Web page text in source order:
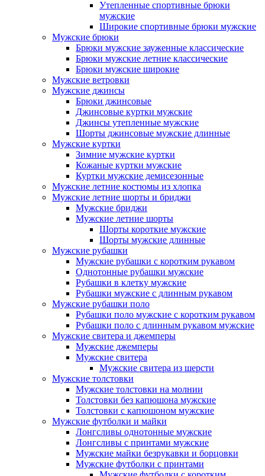
Утепленные спортивные брюки
мужские
Широкие спортивные брюки мужские
Мужские брюки
Брюки мужские зауженные классические
Брюки мужские летние классические
Брюки мужские широкие
Мужские ветровки
Мужские джинсы
Брюки джинсовые
Джинсовые куртки мужские
Джинсы утепленные мужские
Шорты джинсовые мужские длинные
Мужские куртки
Зимние мужские куртки
Кожаные куртки мужские
Куртки мужские демисезонные
Мужские летние костюмы из хлопка
Мужские летние шорты и бриджи
Мужские бриджи
Мужские летние шорты
Шорты короткие мужские
Шорты мужские длинные
Мужские рубашки
Мужские рубашки с коротким рукавом
Однотонные рубашки мужские
Рубашки в клетку мужские
Рубашки мужские с длинным рукавом
Мужские рубашки поло
Рубашки поло мужские с коротким рукавом
Рубашки поло с длинным рукавом мужские
Мужские свитера и джемперы
Мужские джемперы
Мужские свитера
Мужские свитера из шерсти
Мужские толстовки
Мужские толстовки на молнии
Толстовки без капюшона мужские
Толстовки с капюшоном мужские
Мужские футболки и майки
Лонгсливы однотонные мужские
Лонгсливы с принтами мужские
Мужские майки безрукавки и борцовки
Мужские футболки с принтами